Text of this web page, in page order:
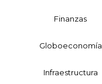
Finanzas
Globoeconomía
Infraestructura